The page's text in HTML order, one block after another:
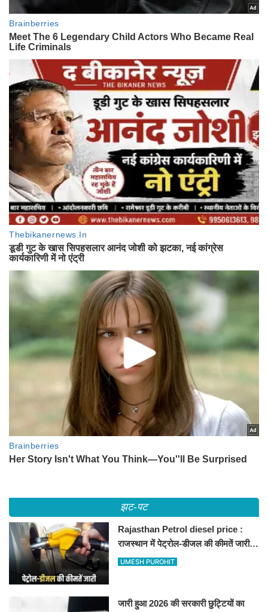
झट-पट
Rajasthan Petrol diesel price :
राजस्थान में पेट्रोल-डीजल की कीमतें जारी,
जानिए बीकानेर समेत पुरे प्रदेश में नए रेट
UMESH PUROHIT
जारी हुआ 2026 की सरकारी छुट्टियों का